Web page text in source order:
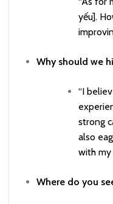
yếu].
Why should we
“I
strong
also
with my
Where do you